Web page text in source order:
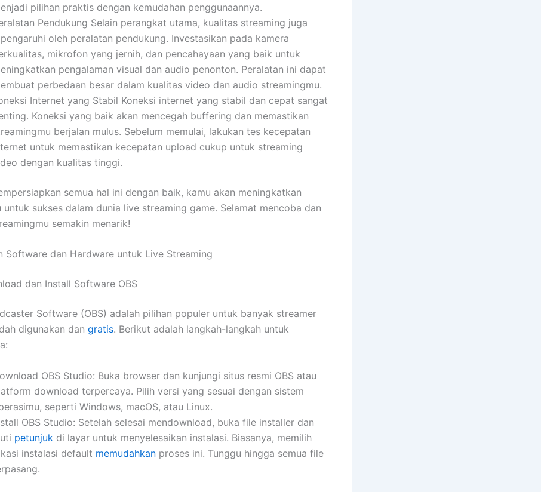
pilihan praktis dengan kemudahan penggunaannya.
Pendukung Selain perangkat utama, kualitas streaming juga
oleh peralatan pendukung. Investasikan pada kamera
mikrofon yang jernih, dan pencahayaan yang baik untuk
pengalaman visual dan audio penonton. Peralatan ini dapat
perbedaan besar dalam kualitas video dan audio streamingmu.
Internet yang Stabil Koneksi internet yang stabil dan cepat sangat
Koneksi yang baik akan mencegah buffering dan memastikan
berjalan mulus. Sebelum memulai, lakukan tes kecepatan
untuk memastikan kecepatan upload cukup untuk streaming
dengan kualitas tinggi.
semua hal ini dengan baik, kamu akan meningkatkan
untuk sukses dalam dunia live streaming game. Selamat mencoba dan
semakin menarik!
Software dan Hardware untuk Live Streaming
dan Install Software OBS
Software (OBS) adalah pilihan populer untuk banyak streamer
digunakan dan gratis. Berikut adalah langkah-langkah untuk
OBS Studio: Buka browser dan kunjungi situs resmi OBS atau
download terpercaya. Pilih versi yang sesuai dengan sistem
seperti Windows, macOS, atau Linux.
OBS Studio: Setelah selesai mendownload, buka file installer dan
petunjuk di layar untuk menyelesaikan instalasi. Biasanya, memilih
instalasi default memudahkan proses ini. Tunggu hingga semua file